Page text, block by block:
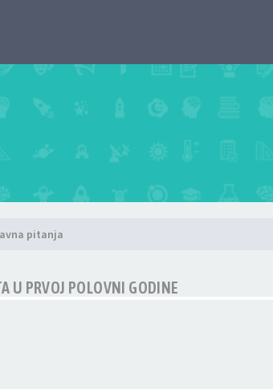
pitanja
U PRVOJ POLOVNI GODINE